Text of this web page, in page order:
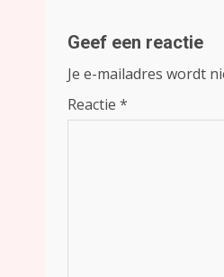
Geef een reactie
Je e-mailadres wordt
Reactie *